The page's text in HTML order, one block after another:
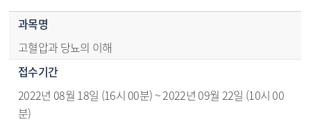
신청정보 - 과목명,접수기간,추가접수기간,교육기간,요일,시간,접수방법,신청방법,운영방법,모집정원,대기인원,수강료
과목명
고혈압과 당뇨의 이해
접수기간
2022년 08월 18일 (16시 00분) ~ 2022년 09월 22일 (10시 00
분)